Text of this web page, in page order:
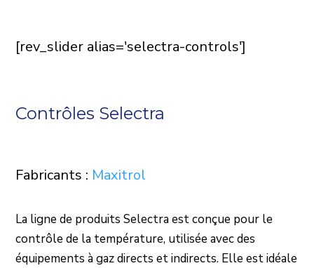
[rev_slider alias='selectra-controls']
Contrôles Selectra
Fabricants : Maxitrol
La ligne de produits Selectra est conçue pour le
contrôle de la température, utilisée avec des
équipements à gaz directs et indirects. Elle est idéale